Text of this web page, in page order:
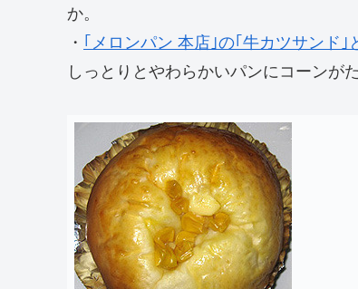
か。
・ ｢メロンパン 本店｣の｢牛カツサンド｣
しっとりとやわらかいパンにコーンが